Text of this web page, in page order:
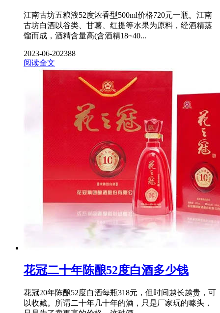
江南古坊五粮液52度浓香型500ml价格720元一瓶。江南
古坊白酒以谷类、甘薯、红提等水果为原料，经酒精蒸
馏而成，酒精含量高(含酒精18~40...
2023-06-202388
阅读全文
花冠二十年陈酿52度白酒多少钱
花冠20年陈酿52度白酒每瓶318元，但时间越长越贵，可
以收藏。所谓二十年几十年的酒，只是厂家玩的噱头，